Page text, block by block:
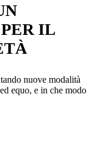
IL
nuove modalità
equo, e in che modo